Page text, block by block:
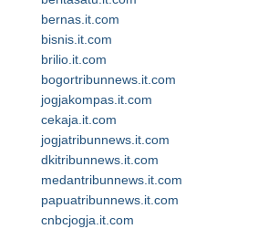
bernas.it.com
bisnis.it.com
brilio.it.com
bogortribunnews.it.com
jogjakompas.it.com
cekaja.it.com
jogjatribunnews.it.com
dkitribunnews.it.com
medantribunnews.it.com
papuatribunnews.it.com
cnbcjogja.it.com